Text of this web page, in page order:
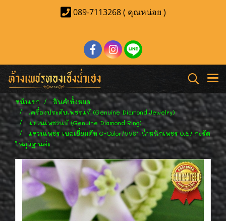
089-7113268 ( คุณหน่อย )
หน้าแรก
สินค้าทั้งหมด
เครื่องประดับเพชรแท้ (Genuine Diamond Jewelry)
แหวนเพชรแท้ (Genuine Diamond Ring)
แหวนเพชร เบลเยี่ยมคัท G-Color/VVS1 น้ำหนักเพชร 0.87 กะรัต
ใส่ภูมิฐานค่ะ